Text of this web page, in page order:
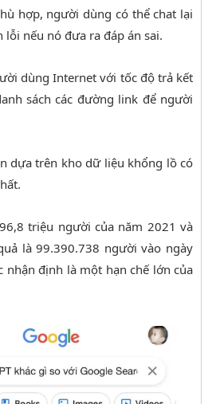
hợp, người dùng có thể chat lại
nếu nó đưa ra đáp án sai.
dùng Internet với tốc độ trả kết
sách các đường link để người
dựa trên kho dữ liệu khổng lồ có
triệu người của năm 2021 và
là 99.390.738 người vào ngày
định là một hạn chế lớn của